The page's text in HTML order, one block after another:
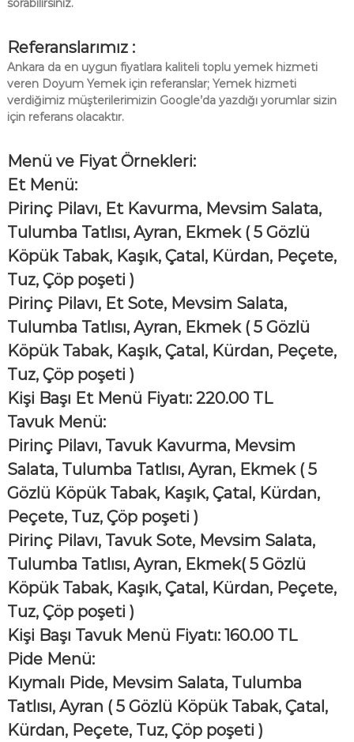
sorabilirsiniz.
Referanslarımız :
Ankara da en uygun fiyatlara kaliteli toplu yemek hizmeti
veren Doyum Yemek için referanslar; Yemek hizmeti
verdiğimiz müşterilerimizin Google’da yazdığı yorumlar sizin
için referans olacaktır.
Menü ve Fiyat Örnekleri:
Et Menü:
Pirinç Pilavı, Et Kavurma, Mevsim Salata,
Tulumba Tatlısı, Ayran, Ekmek ( 5 Gözlü
Köpük Tabak, Kaşık, Çatal, Kürdan, Peçete,
Tuz, Çöp poşeti )
Pirinç Pilavı, Et Sote, Mevsim Salata,
Tulumba Tatlısı, Ayran, Ekmek ( 5 Gözlü
Köpük Tabak, Kaşık, Çatal, Kürdan, Peçete,
Tuz, Çöp poşeti )
Kişi Başı Et Menü Fiyatı: 220.00 TL
Tavuk Menü:
Pirinç Pilavı, Tavuk Kavurma, Mevsim
Salata, Tulumba Tatlısı, Ayran, Ekmek ( 5
Gözlü Köpük Tabak, Kaşık, Çatal, Kürdan,
Peçete, Tuz, Çöp poşeti )
Pirinç Pilavı, Tavuk Sote, Mevsim Salata,
Tulumba Tatlısı, Ayran, Ekmek( 5 Gözlü
Köpük Tabak, Kaşık, Çatal, Kürdan, Peçete,
Tuz, Çöp poşeti )
Kişi Başı Tavuk Menü Fiyatı: 160.00 TL
Pide Menü:
Kıymalı Pide, Mevsim Salata, Tulumba
Tatlısı, Ayran ( 5 Gözlü Köpük Tabak, Çatal,
Kürdan, Peçete, Tuz, Çöp poşeti )